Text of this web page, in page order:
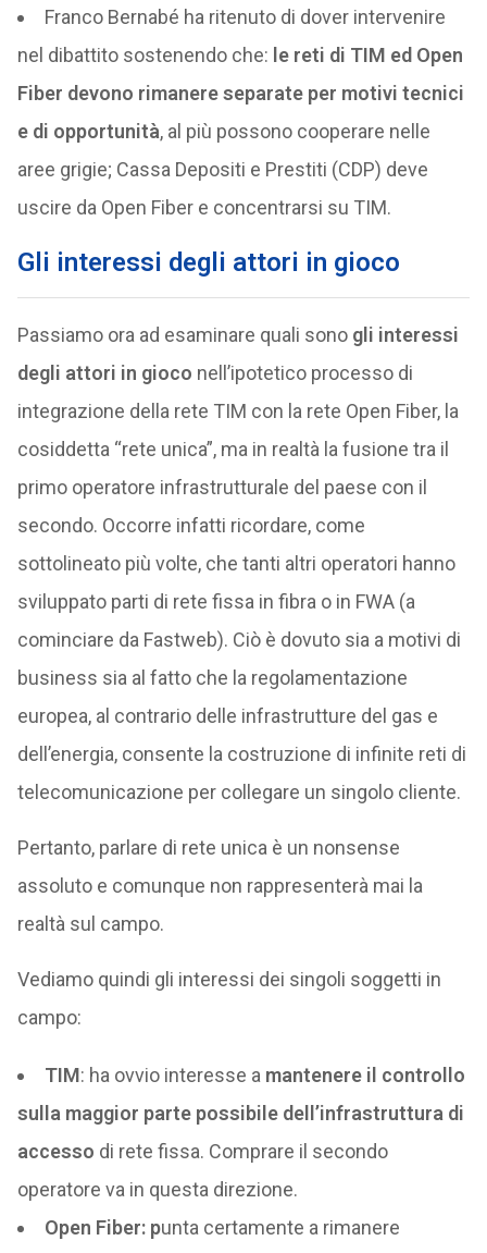
Franco Bernabé ha ritenuto di dover intervenire
nel dibattito sostenendo che: le reti di TIM ed Open
Fiber devono rimanere separate per motivi tecnici
e di opportunità, al più possono cooperare nelle
aree grigie; Cassa Depositi e Prestiti (CDP) deve
uscire da Open Fiber e concentrarsi su TIM.
Gli interessi degli attori in gioco
Passiamo ora ad esaminare quali sono gli interessi
degli attori in gioco nell’ipotetico processo di
integrazione della rete TIM con la rete Open Fiber, la
cosiddetta “rete unica”, ma in realtà la fusione tra il
primo operatore infrastrutturale del paese con il
secondo. Occorre infatti ricordare, come
sottolineato più volte, che tanti altri operatori hanno
sviluppato parti di rete fissa in fibra o in FWA (a
cominciare da Fastweb). Ciò è dovuto sia a motivi di
business sia al fatto che la regolamentazione
europea, al contrario delle infrastrutture del gas e
dell’energia, consente la costruzione di infinite reti di
telecomunicazione per collegare un singolo cliente.
Pertanto, parlare di rete unica è un nonsense
assoluto e comunque non rappresenterà mai la
realtà sul campo.
Vediamo quindi gli interessi dei singoli soggetti in
campo:
TIM: ha ovvio interesse a mantenere il controllo
sulla maggior parte possibile dell’infrastruttura di
accesso di rete fissa. Comprare il secondo
operatore va in questa direzione.
Open Fiber: punta certamente a rimanere